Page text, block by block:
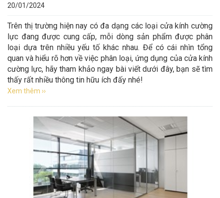
20/01/2024
Trên thị trường hiện nay có đa dạng các loại cửa kính cường
lực đang được cung cấp, mỗi dòng sản phẩm được phân
loại dựa trên nhiều yếu tố khác nhau. Để có cái nhìn tổng
quan và hiểu rõ hơn về việc phân loại, ứng dụng của cửa kính
cường lực, hãy tham khảo ngay bài viết dưới đây, bạn sẽ tìm
thấy rất nhiều thông tin hữu ích đấy nhé!
Xem thêm ››